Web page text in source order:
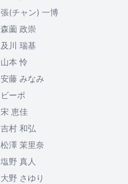
張(チャン) 一博
森薗 政崇
及川 瑞基
山本 怜
安藤 みなみ
ビーボ
宋 恵佳
吉村 和弘
松澤 茉里奈
塩野 真人
大野 さゆり